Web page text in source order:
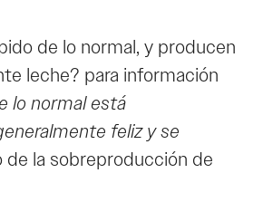
de lo normal, y producen
leche? para información
lo normal está
feliz y se
la sobreproducción de